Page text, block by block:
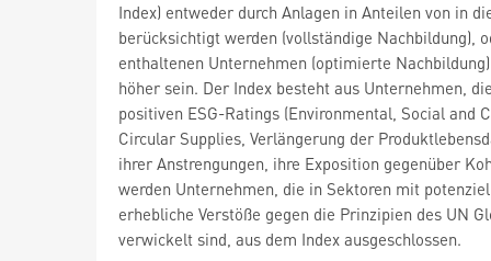
Index) entweder durch Anlagen in Anteilen von in
berücksichtigt werden (vollständige Nachbildung),
enthaltenen Unternehmen (optimierte
höher sein. Der Index besteht aus Unternehmen,
positiven ESG-Ratings (Environmental, Social and
Circular Supplies, Verlängerung der
ihrer Anstrengungen, ihre Exposition gegenüber
werden Unternehmen, die in Sektoren mit
erhebliche Verstöße gegen die Prinzipien des UN
verwickelt sind, aus dem Index ausgeschlossen.